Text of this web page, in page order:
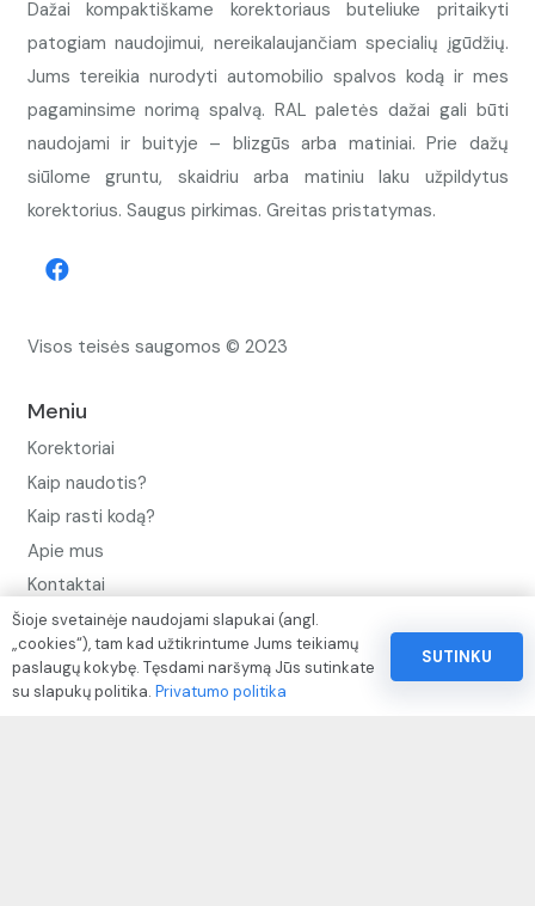
Dažai kompaktiškame korektoriaus buteliuke pritaikyti
patogiam naudojimui, nereikalaujančiam specialių įgūdžių.
Jums tereikia nurodyti automobilio spalvos kodą ir mes
pagaminsime norimą spalvą. RAL paletės dažai gali būti
naudojami ir buityje – blizgūs arba matiniai. Prie dažų
siūlome gruntu, skaidriu arba matiniu laku užpildytus
korektorius. Saugus pirkimas. Greitas pristatymas.
Visos teisės saugomos © 2023
Meniu
Korektoriai
Kaip naudotis?
Kaip rasti kodą?
Apie mus
Kontaktai
Privatumo politika
Pinigų ir prekių grąžinimo politika
Paslaugų naudojimo sąlygos ir taisyklės
Šioje svetainėje naudojami slapukai (angl.
„cookies“), tam kad užtikrintume Jums teikiamų
paslaugų kokybę. Tęsdami naršymą Jūs sutinkate
su slapukų politika. Privatumo politika
SUTINKU